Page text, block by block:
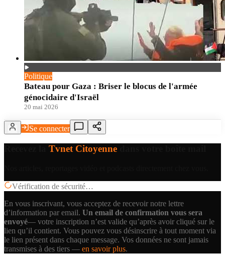
Politique
Bateau pour Gaza : Briser le blocus de l'armée
génocidaire d'Israël
20 mai 2026
Se connecter
Tvnet Citoyenne
Vérification de sécurité…
En vous inscrivant, vous acceptez de recevoir notre lettre
d’information par email. Un email de confirmation vous sera
envoyé— votre inscription n’est valide qu’après avoir cliqué sur le
lien qu’il contient. Vous pouvez vous désinscrire à tout moment via
le lien présent dans chaque message. Vos données ne sont jamais
transmises à des tiers — en savoir plus.